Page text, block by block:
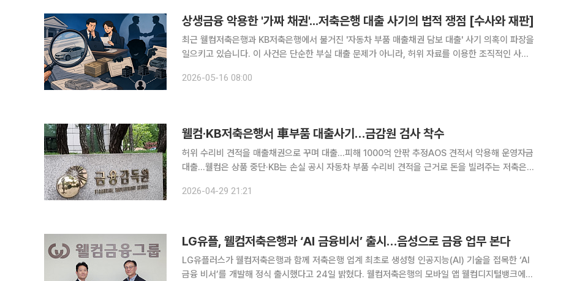
상생금융 악용한 '가짜 채권'...저축은행 대출 사기의 법적 쟁점 [수사와 재판]
최근 웰컴저축은행과 KB저축은행에서 불거진 '자동차 부품 매출채권 담보 대출' 사기 의혹이 파장을
일으키고 있습니다. 이 사건은 단순한 부실 대출 문제가 아니라, 허위 자료를 이용한 조직적인 사기
2026-05-16 08:00
웰컴·KB저축은행서 車부품 대출사기…금감원 검사 착수
허위 수리비 견적을 매출채권으로 꾸며 대출…피해 1000억 안팎 추정AOS 견적서 악용해 운영자금
대출…웰컴은 상품 중단·KB는 손실 공시 자동차 부품 수리비 견적을 근거로 돈을 빌려주는 저축은
금융감독원은 웰컴저축은행과 KB저축은행을 대상으로 검사에 착수했다.
2026-04-29 21:21
LG유플, 웰컴저축은행과 ‘AI 금융비서’ 출시…음성으로 금융 업무 본다
LG유플러스가 웰컴저축은행과 함께 저축은행 업계 최초로 생성형 인공지능(AI) 기술을 접목한 ‘AI
금융 비서’를 개발해 정식 출시했다고 24일 밝혔다. 웰컴저축은행의 모바일 앱 웰컴디지털뱅크에